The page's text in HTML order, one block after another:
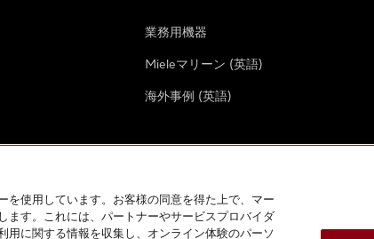
業務用機器
Mieleマリーン (英語)
海外事例 (英語)
クッキー設定
を使用しています。お客様の同意を得た上で、マー
ます。これには、パートナーやサービスプロバイダ
用に関する情報を収集し、オンライン体験のパーソ